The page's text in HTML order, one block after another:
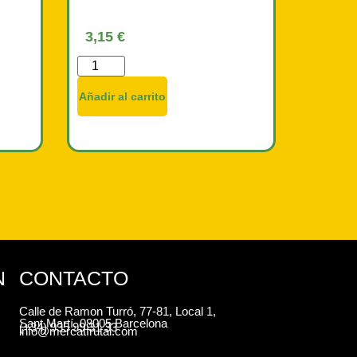
3,15 €
Añadir al carrito
CONTACTO
Calle de Ramon Turró, 77-81, Local 1,
Sant Martí, 08005 Barcelona
(+34) 935 99 31 33
info@mercatfrutal.com